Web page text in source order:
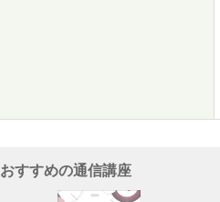
おすすめの通信講座